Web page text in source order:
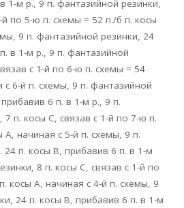
1-м р., 9 п. фантазийной резинки,
й по 5-ю п. схемы = 52 п./б п. косы
9 п. фантазийной резинки, 24
в 1-м р., 9 п. фантазийной
с 1-й по 6-ю п. схемы = 54
с 6-й п. схемы, 9 п. фантазийной
6 п. в 1-м р., 9 п.
7 п. косы С, связав с 1-й по 7-ю п.
А, начиная с 5-й п. схемы, 9 п.
24 п. косы В, прибавив 6 п. в 1-м
8 п. косы С, связав с 1-й по
косы А, начиная с 4-й п. схемы, 9
24 п. косы В, прибавив 6 п. в 1-м